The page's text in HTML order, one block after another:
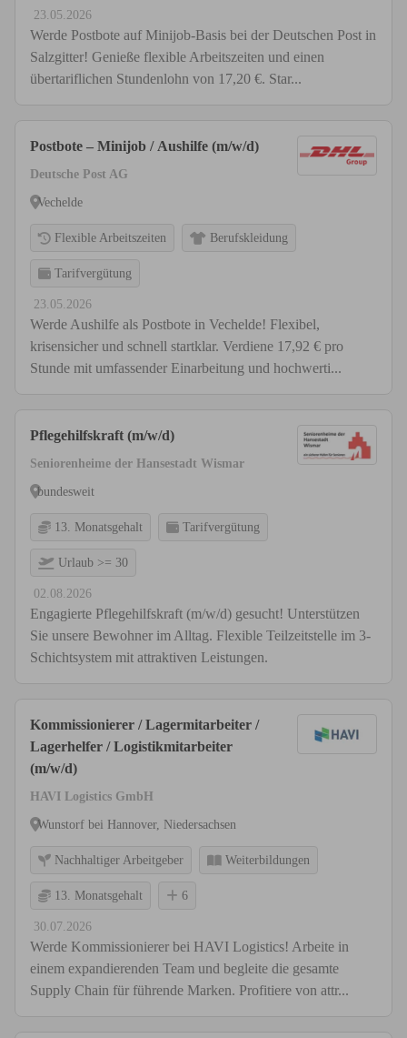
23.05.2026
Werde Postbote auf Minijob-Basis bei der Deutschen Post in
Salzgitter! Genieße flexible Arbeitszeiten und einen
übertariflichen Stundenlohn von 17,20 €. Star...
Postbote – Minijob / Aushilfe (m/w/d)
Deutsche Post AG
Vechelde
Flexible Arbeitszeiten Berufskleidung
Tarifvergütung
23.05.2026
Werde Aushilfe als Postbote in Vechelde! Flexibel,
krisensicher und schnell startklar. Verdiene 17,92 € pro
Stunde mit umfassender Einarbeitung und hochwerti...
Pflegehilfskraft (m/w/d)
Seniorenheime der Hansestadt Wismar
bundesweit
13. Monatsgehalt Tarifvergütung
Urlaub >= 30
02.08.2026
Engagierte Pflegehilfskraft (m/w/d) gesucht! Unterstützen
Sie unsere Bewohner im Alltag. Flexible Teilzeitstelle im 3-
Schichtsystem mit attraktiven Leistungen.
Kommissionierer / Lagermitarbeiter /
Lagerhelfer / Logistikmitarbeiter
(m/w/d)
HAVI Logistics GmbH
Wunstorf bei Hannover, Niedersachsen
Nachhaltiger Arbeitgeber Weiterbildungen
13. Monatsgehalt 6
30.07.2026
Werde Kommissionierer bei HAVI Logistics! Arbeite in
einem expandierenden Team und begleite die gesamte
Supply Chain für führende Marken. Profitiere von attr...